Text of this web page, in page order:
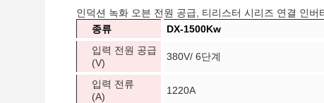
인덕션 녹화 오븐 전원 공급, 티리스터 시리즈 연결 인
종류
DX-1500Kw
입력 전원 공급
(V)
380V/ 6단계
입력 전류
(A)
1220A